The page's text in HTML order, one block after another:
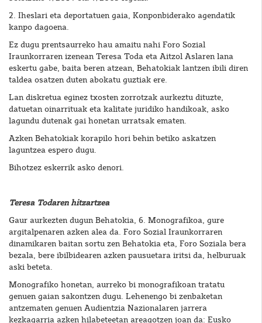
2. Iheslari eta deportatuen gaia, Konponbiderako agendatik
kanpo dagoena.
Ez dugu prentsaurreko hau amaitu nahi Foro Sozial
Iraunkorraren izenean Teresa Toda eta Aitzol Aslaren lana
eskertu gabe, baita beren atzean, Behatokiak lantzen ibili diren
taldea osatzen duten abokatu guztiak ere.
Lan diskretua eginez txosten zorrotzak aurkeztu dituzte,
datuetan oinarrituak eta kalitate juridiko handikoak, asko
lagundu dutenak gai honetan urratsak ematen.
Azken Behatokiak korapilo hori behin betiko askatzen
laguntzea espero dugu.
Bihotzez eskerrik asko denori.
Teresa Todaren hitzartzea
Gaur aurkezten dugun Behatokia, 6. Monografikoa, gure
argitalpenaren azken alea da. Foro Sozial Iraunkorraren
dinamikaren baitan sortu zen Behatokia eta, Foro Soziala bera
bezala, bere ibilbidearen azken pausuetara iritsi da, helburuak
aski beteta.
Monografiko honetan, aurreko bi monografikoan tratatu
genuen gaian sakontzen dugu. Lehenengo bi zenbaketan
antzematen genuen Audientzia Nazionalaren jarrera
kezkagarria azken hilabeteetan areagotzen joan da: Eusko